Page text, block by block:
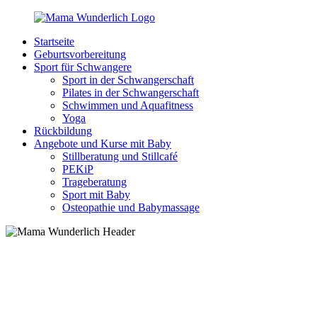
Zurück
Inhalt
MamaWunderlich.de
Mutti
sein
wunderbar!
Startseite
Geburtsvorbereitung
Sport für Schwangere
Sport in der Schwangerschaft
Pilates in der Schwangerschaft
Schwimmen und Aquafitness
Yoga
Rückbildung
Angebote und Kurse mit Baby
Stillberatung und Stillcafé
PEKiP
Trageberatung
Sport mit Baby
Osteopathie und Babymassage